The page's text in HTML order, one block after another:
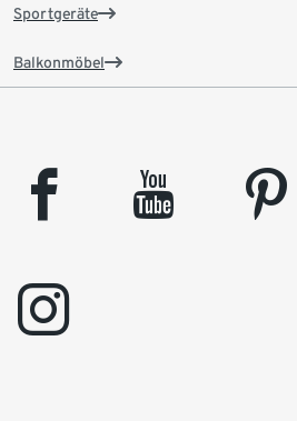
Sportgeräte
Balkonmöbel
facebook youtube pinterest
instagram